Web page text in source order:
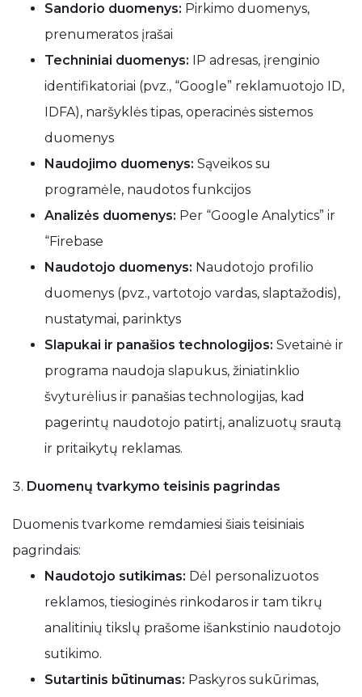
Sandorio duomenys: Pirkimo duomenys,
prenumeratos įrašai
Techniniai duomenys: IP adresas, įrenginio
identifikatoriai (pvz., “Google” reklamuotojo ID,
IDFA), naršyklės tipas, operacinės sistemos
duomenys
Naudojimo duomenys: Sąveikos su
programėle, naudotos funkcijos
Analizės duomenys: Per “Google Analytics” ir
“Firebase
Naudotojo duomenys: Naudotojo profilio
duomenys (pvz., vartotojo vardas, slaptažodis),
nustatymai, parinktys
Slapukai ir panašios technologijos: Svetainė ir
programa naudoja slapukus, žiniatinklio
švyturėlius ir panašias technologijas, kad
pagerintų naudotojo patirtį, analizuotų srautą
ir pritaikytų reklamas.
Duomenų tvarkymo teisinis pagrindas
Duomenis tvarkome remdamiesi šiais teisiniais
pagrindais:
Naudotojo sutikimas: Dėl personalizuotos
reklamos, tiesioginės rinkodaros ir tam tikrų
analitinių tikslų prašome išankstinio naudotojo
sutikimo.
Sutartinis būtinumas: Paskyros sukūrimas,